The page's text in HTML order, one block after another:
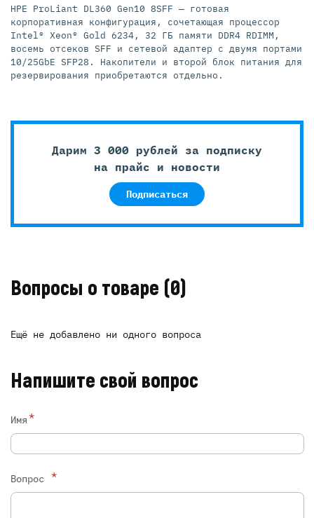
HPE ProLiant DL360 Gen10 8SFF — готовая
корпоративная конфигурация, сочетающая процессор
Intel® Xeon® Gold 6234, 32 ГБ памяти DDR4 RDIMM,
восемь отсеков SFF и сетевой адаптер с двумя портами
10/25GbE SFP28. Накопители и второй блок питания для
резервирования приобретаются отдельно.
Дарим 3 000 рублей за подписку
на прайс и новости
Подписаться
Вопросы о товаре (0)
Ещё не добавлено ни одного вопроса
Напишите свой вопрос
Имя*
Вопрос *